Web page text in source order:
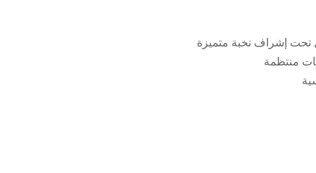
تحت إشراف نخبة متميزة
منتظمة